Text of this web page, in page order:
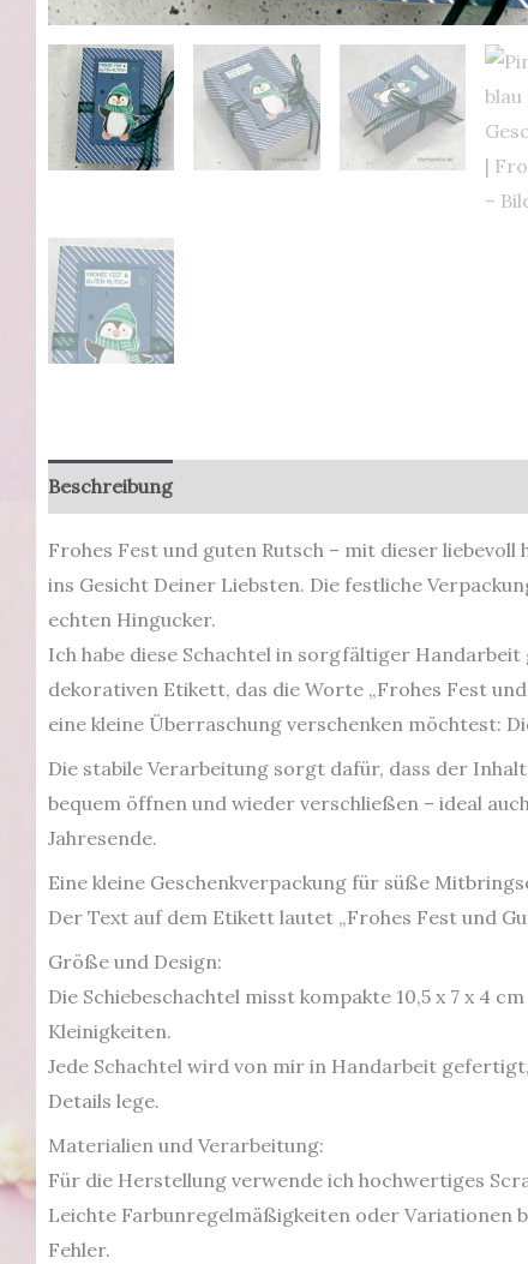
Beschreibung
Frohes Fest und guten Rutsch – mit dieser
ins Gesicht Deiner Liebsten. Die festliche
echten Hingucker.
Ich habe diese Schachtel in sorgfältiger
dekorativen Etikett, das die Worte „Frohes Fest
eine kleine Überraschung verschenken möchtest:
Die stabile Verarbeitung sorgt dafür, dass der
bequem öffnen und wieder verschließen – ideal
Jahresende.
Eine kleine Geschenkverpackung für süße
Der Text auf dem Etikett lautet „Frohes Fest und
Größe und Design:
Die Schiebeschachtel misst kompakte 10,5 x 7 x 4
Kleinigkeiten.
Jede Schachtel wird von mir in Handarbeit
Details lege.
Materialien und Verarbeitung:
Für die Herstellung verwende ich hochwertiges
Leichte Farbunregelmäßigkeiten oder Variationen
Fehler.